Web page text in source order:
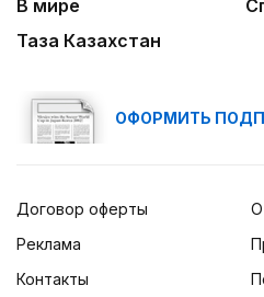
В мире
Таза Казахстан
ОФОРМИТЬ
Договор оферты
Реклама
Контакты
О